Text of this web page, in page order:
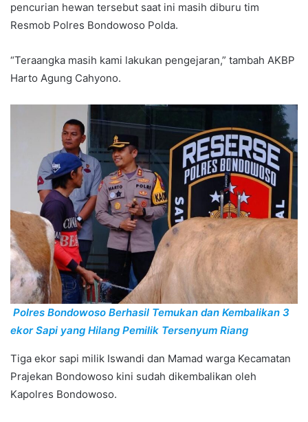
pencurian hewan tersebut saat ini masih diburu tim
Resmob Polres Bondowoso Polda.
“Teraangka masih kami lakukan pengejaran,” tambah AKBP
Harto Agung Cahyono.
Polres Bondowoso Berhasil Temukan dan Kembalikan 3
ekor Sapi yang Hilang Pemilik Tersenyum Riang
Tiga ekor sapi milik Iswandi dan Mamad warga Kecamatan
Prajekan Bondowoso kini sudah dikembalikan oleh
Kapolres Bondowoso.